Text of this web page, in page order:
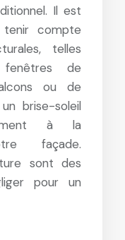
Il est
compte
telles
de
ou de
brise-soleil
à la
façade.
sont des
pour un